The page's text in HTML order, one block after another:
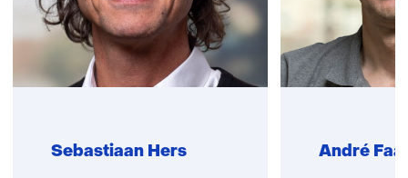
r
Sebastiaan Hers André